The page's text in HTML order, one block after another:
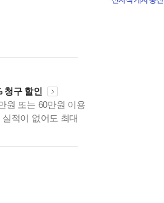
청구 할인
원 또는 60만원 이용
적이 없어도 최대